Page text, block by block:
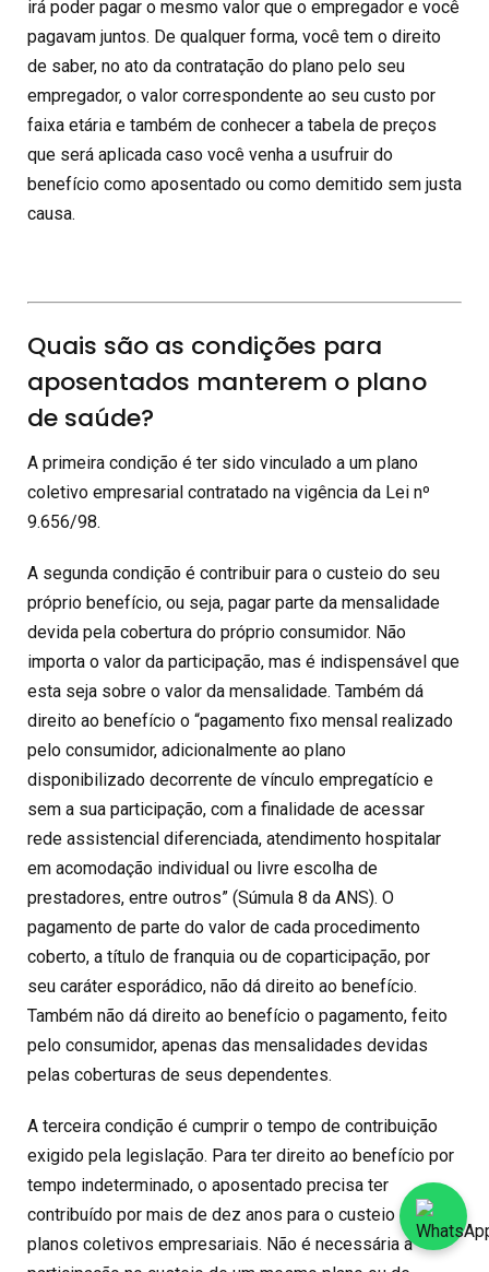
irá poder pagar o mesmo valor que o empregador e você
pagavam juntos. De qualquer forma, você tem o direito
de saber, no ato da contratação do plano pelo seu
empregador, o valor correspondente ao seu custo por
faixa etária e também de conhecer a tabela de preços
que será aplicada caso você venha a usufruir do
benefício como aposentado ou como demitido sem justa
causa.
Quais são as condições para
aposentados manterem o plano
de saúde?
A primeira condição é ter sido vinculado a um plano
coletivo empresarial contratado na vigência da Lei nº
9.656/98.
A segunda condição é contribuir para o custeio do seu
próprio benefício, ou seja, pagar parte da mensalidade
devida pela cobertura do próprio consumidor. Não
importa o valor da participação, mas é indispensável que
esta seja sobre o valor da mensalidade. Também dá
direito ao benefício o “pagamento fixo mensal realizado
pelo consumidor, adicionalmente ao plano
disponibilizado decorrente de vínculo empregatício e
sem a sua participação, com a finalidade de acessar
rede assistencial diferenciada, atendimento hospitalar
em acomodação individual ou livre escolha de
prestadores, entre outros” (Súmula 8 da ANS). O
pagamento de parte do valor de cada procedimento
coberto, a título de franquia ou de coparticipação, por
seu caráter esporádico, não dá direito ao benefício.
Também não dá direito ao benefício o pagamento, feito
pelo consumidor, apenas das mensalidades devidas
pelas coberturas de seus dependentes.
A terceira condição é cumprir o tempo de contribuição
exigido pela legislação. Para ter direito ao benefício por
tempo indeterminado, o aposentado precisa ter
contribuído por mais de dez anos para o custeio de
planos coletivos empresariais. Não é necessária a